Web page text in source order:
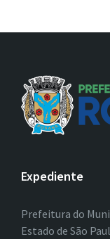
Expediente
Prefeitura do
Estado de São